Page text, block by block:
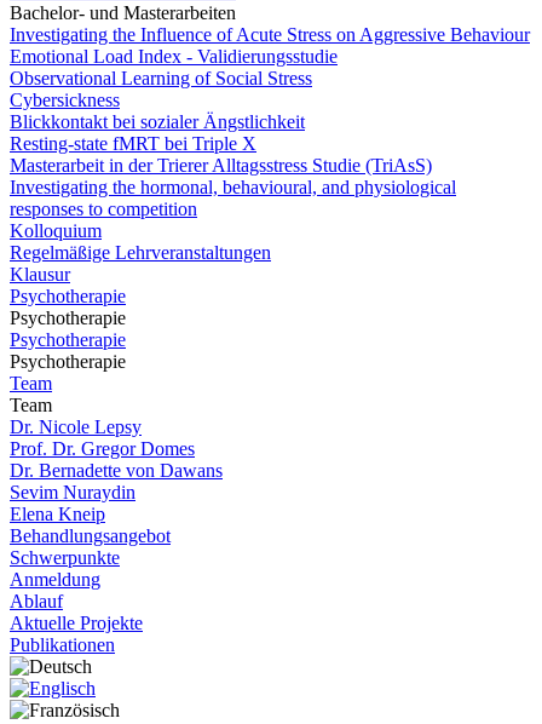
Bachelor- und Masterarbeiten
Investigating the Influence of Acute Stress on Aggressive Behaviour
Emotional Load Index - Validierungsstudie
Observational Learning of Social Stress
Cybersickness
Blickkontakt bei sozialer Ängstlichkeit
Resting-state fMRT bei Triple X
Masterarbeit in der Trierer Alltagsstress Studie (TriAsS)
Investigating the hormonal, behavioural, and physiological
responses to competition
Kolloquium
Regelmäßige Lehrveranstaltungen
Klausur
Psychotherapie
Psychotherapie
Psychotherapie
Psychotherapie
Team
Team
Dr. Nicole Lepsy
Prof. Dr. Gregor Domes
Dr. Bernadette von Dawans
Sevim Nuraydin
Elena Kneip
Behandlungsangebot
Schwerpunkte
Anmeldung
Ablauf
Aktuelle Projekte
Publikationen